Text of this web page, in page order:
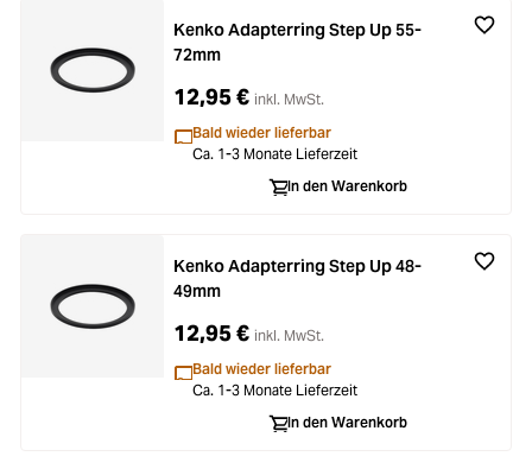
Kenko Adapterring Step Up 55-
72mm
12,95 € inkl. MwSt.
Bald wieder lieferbar
Ca. 1-3 Monate Lieferzeit
In den Warenkorb
Kenko Adapterring Step Up 48-
49mm
12,95 € inkl. MwSt.
Bald wieder lieferbar
Ca. 1-3 Monate Lieferzeit
In den Warenkorb